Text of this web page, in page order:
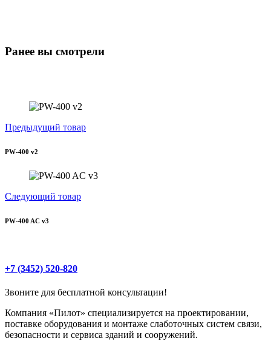
Ранее вы смотрели
Предыдущий товар
PW-400 v2
Следующий товар
PW-400 AC v3
+7 (3452) 520-820
Звоните для бесплатной консультации!
Компания «Пилот» специализируется на проектировании,
поставке оборудования и монтаже слаботочных систем связи,
безопасности и сервиса зданий и сооружений.